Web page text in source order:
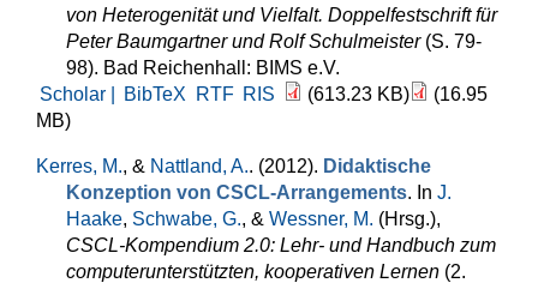
von Heterogenität und Vielfalt. Doppelfestschrift für
Peter Baumgartner und Rolf Schulmeister(S. 79-
98). Bad Reichenhall: BIMS e.V.
Scholar |
BibTeX RTF RIS (613.23 KB)
(16.95
MB)
Kerres, M., & Nattland, A.. (2012). Didaktische
Konzeption von CSCL-Arrangements. In J.
Haake, Schwabe, G., & Wessner, M. (Hrsg.),
CSCL-Kompendium 2.0: Lehr- und Handbuch zum
computerunterstützten, kooperativen Lernen (2.